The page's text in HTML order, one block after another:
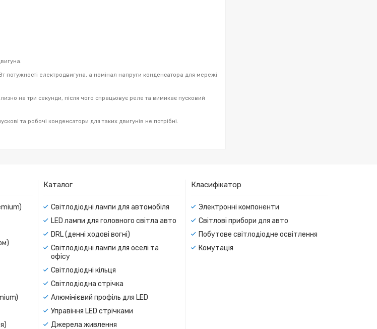
електродвигуна, а номінал напруги конденсатора для мережі
на три секунди, після чого спрацьовує реле та вимикає пусковий
та робочі конденсатори для таких двигунів не потрібні.
Каталог
Світлодіодні лампи для автомобіля
LED лампи для головного світла авто
DRL (денні ходові вогні)
Світлодіодні лампи для оселі та
офісу
Світлодіодні кільця
Світлодіодна стрічка
Алюмінієвий профіль для LED
Управіння LED стрічками
Джерела живлення
Класифікатор
Электронні компоненти
Світлові прибори для авто
Побутове світлодіодне освітлення
Комутація